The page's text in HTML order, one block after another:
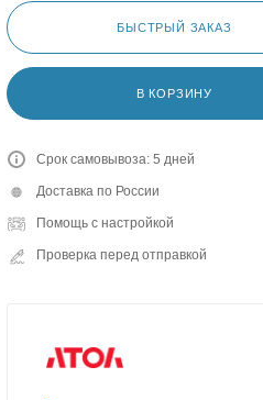
БЫСТРЫЙ ЗАКАЗ
В КОРЗИНУ
Срок самовывоза: 5 дней
Доставка по России
Помощь с настройкой
Проверка перед отправкой